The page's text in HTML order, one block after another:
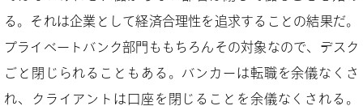
る。それは企業として経済合理性を追求することの結果だ。
プライベートバンク部門ももちろんその対象なので、デスク
ごと閉じられることもある。バンカーは転職を余儀なくさ
れ、クライアントは口座を閉じることを余儀なくされる。